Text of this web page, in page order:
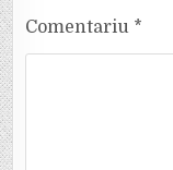
Comentariu *